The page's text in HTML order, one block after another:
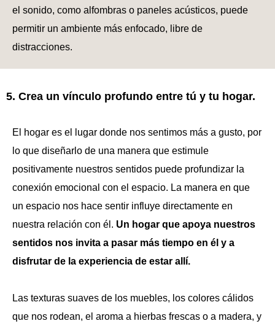
el sonido, como alfombras o paneles acústicos, puede
permitir un ambiente más enfocado, libre de
distracciones.
5. Crea un vínculo profundo entre tú y tu hogar.
El hogar es el lugar donde nos sentimos más a gusto, por
lo que diseñarlo de una manera que estimule
positivamente nuestros sentidos puede profundizar la
conexión emocional con el espacio. La manera en que
un espacio nos hace sentir influye directamente en
nuestra relación con él. Un hogar que apoya nuestros
sentidos nos invita a pasar más tiempo en él y a
disfrutar de la experiencia de estar allí.
Las texturas suaves de los muebles, los colores cálidos
que nos rodean, el aroma a hierbas frescas o a madera, y